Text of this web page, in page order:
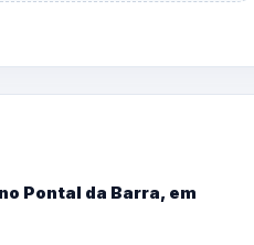
Pontal da Barra, em